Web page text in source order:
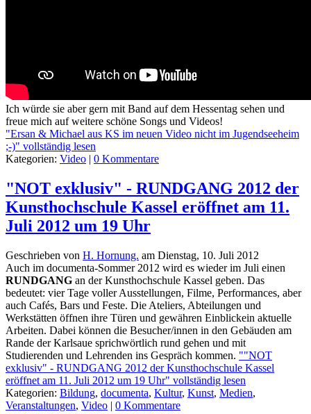
Ich würde sie aber gern mit Band auf dem Hessentag sehen und
freue mich auf weitere schöne Songs und Videos!
"Ersan & Michael aus KS im neuen Video nicht im Jugendseeheim
;-)" vollständig lesen
Kategorien: Video | 0 Kommentare
"NOT exklusiv" - RUNDGANG 2012 der
Kunsthochschule Kassel eröffnet am 11.
Juli 2012 um 19 Uhr
Geschrieben von H. Hornung. am Dienstag, 10. Juli 2012
Auch im documenta-Sommer 2012 wird es wieder im Juli einen
RUNDGANG an der Kunsthochschule Kassel geben. Das
bedeutet: vier Tage voller Ausstellungen, Filme, Performances, aber
auch Cafés, Bars und Feste. Die Ateliers, Abteilungen und
Werkstätten öffnen ihre Türen und gewähren Einblickein aktuelle
Arbeiten. Dabei können die Besucher/innen in den Gebäuden am
Rande der Karlsaue sprichwörtlich rund gehen und mit
Studierenden und Lehrenden ins Gespräch kommen. ""NOT
exklusiv" - RUNDGANG 2012 der Kunsthochschule Kassel
eröffnet am 11. Juli 2012 um 19 Uhr" vollständig lesen
Kategorien: Bildung, documenta, Kultur, Kunst, Medien,
Veranstaltungen, Video | 0 Kommentare